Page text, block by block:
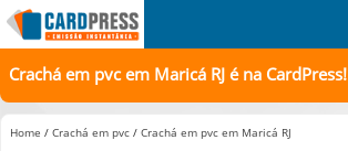
Crachá em pvc em Maricá RJ é na CardPress!
Home / Crachá em pvc / Crachá em pvc em Maricá RJ